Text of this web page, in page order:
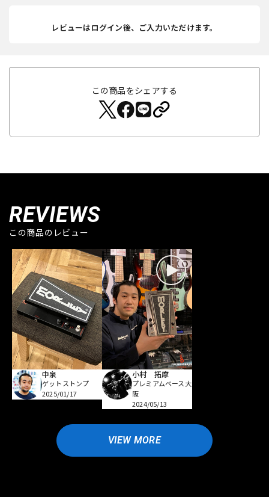
レビューはログイン後、ご入力いただけます。
この商品をシェアする
REVIEWS
この商品のレビュー
中泉
ゲットストンプ
2025/01/17
小村 拓摩
プレミアムベース大
阪
2024/05/13
VIEW MORE